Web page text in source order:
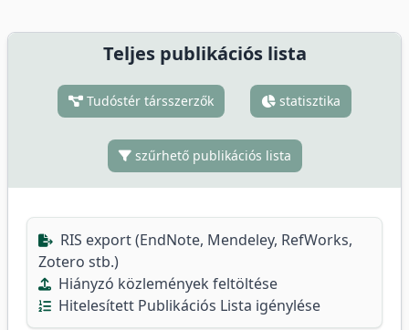
Teljes publikációs lista
Tudóstér társszerzők statisztika
szűrhető publikációs lista
RIS export (EndNote, Mendeley, RefWorks,
Zotero stb.)
Hiányzó közlemények feltöltése
Hitelesített Publikációs Lista igénylése